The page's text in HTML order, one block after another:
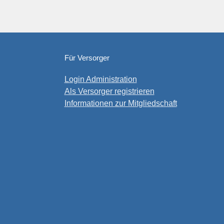
Für Versorger
Login Administration
Als Versorger registrieren
Informationen zur Mitgliedschaft